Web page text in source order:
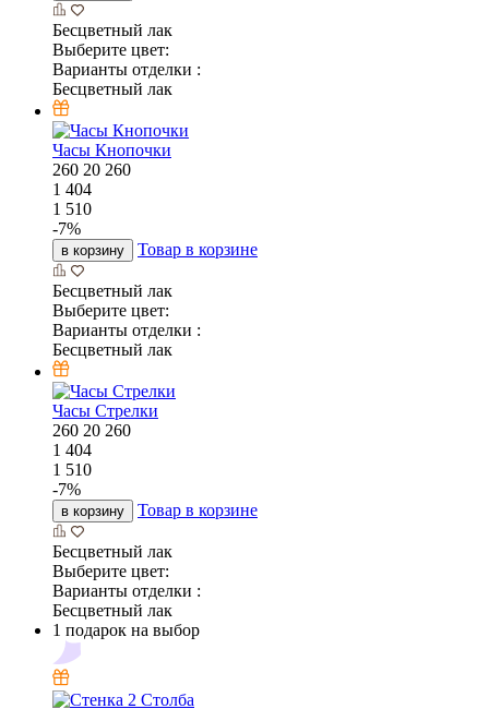
Бесцветный лак
Выберите цвет:
Варианты отделки :
Бесцветный лак
Часы Кнопочки
260 20 260
1 404
1 510
-7%
в корзину Товар в корзине
Бесцветный лак
Выберите цвет:
Варианты отделки :
Бесцветный лак
Часы Стрелки
260 20 260
1 404
1 510
-7%
в корзину Товар в корзине
Бесцветный лак
Выберите цвет:
Варианты отделки :
Бесцветный лак
1 подарок на выбор